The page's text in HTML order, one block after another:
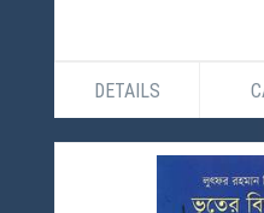
DETAILS